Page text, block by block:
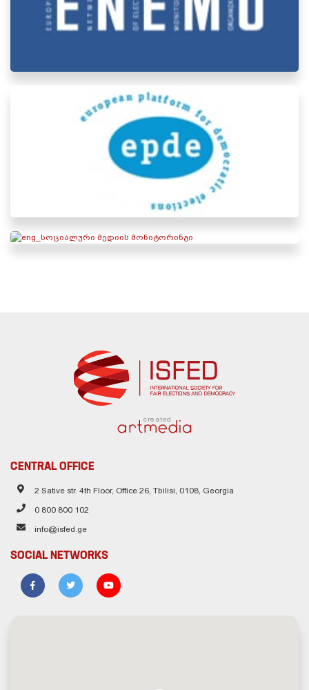
created
CENTRAL OFFICE
2 Sative str. 4th Floor, Office 26, Tbilisi, 0108, Georgia
0 800 800 102
info@isfed.ge
SOCIAL NETWORKS